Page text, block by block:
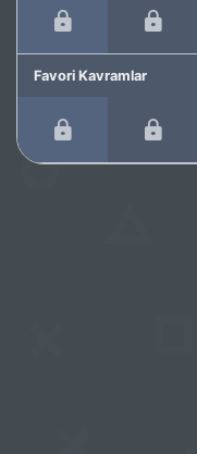
Favori Kavramlar